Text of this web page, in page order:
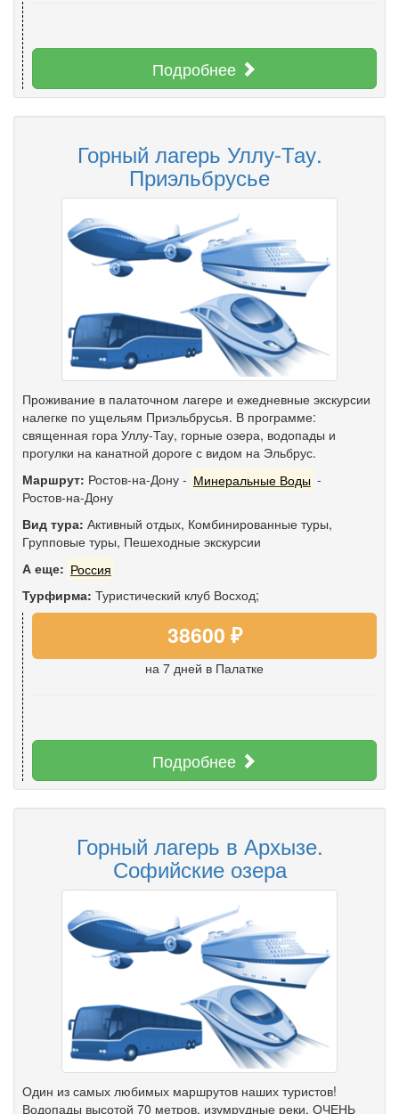
Подробнее
Горный лагерь Уллу-Тау.
Приэльбрусье
Проживание в палаточном лагере и ежедневные экскурсии
налегке по ущельям Приэльбрусья. В программе:
священная гора Уллу-Тау, горные озера, водопады и
прогулки на канатной дороге с видом на Эльбрус.
Маршрут: Ростов-на-Дону - Минеральные Воды -
Ростов-на-Дону
Вид тура: Активный отдых, Комбинированные туры,
Групповые туры, Пешеходные экскурсии
А еще: Россия
Турфирма: Туристический клуб Восход;
38600 ₽
на 7 дней в Палатке
Подробнее
Горный лагерь в Архызе.
Софийские озера
Один из самых любимых маршрутов наших туристов!
Водопады высотой 70 метров, изумрудные реки, ОЧЕНЬ